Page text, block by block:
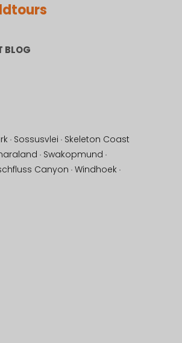
BLOG
· Sossusvlei · Skeleton Coast
· Swakopmund ·
Canyon · Windhoek ·